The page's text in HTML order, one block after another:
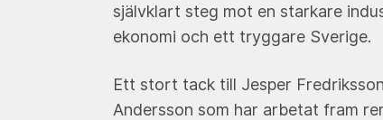
självklart steg mot en starkare
ekonomi och ett tryggare Sverige.
Ett stort tack till Jesper
Andersson som har arbetat fram